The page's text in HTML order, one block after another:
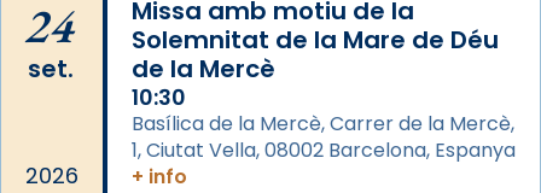
del temple amb les relíquies de les santes.
Des de 1985 hi participa també un grup de
diablesses amb música i ball propis. Festa
gran a Mataró.
«Si vols saber què és calor, ves per les
24
set.
2026
Missa amb motiu de la
Solemnitat de la Mare de Déu
de la Mercè
10:30
Basílica de la Mercè, Carrer de la Mercè,
1, Ciutat Vella, 08002 Barcelona, Espanya
+ info